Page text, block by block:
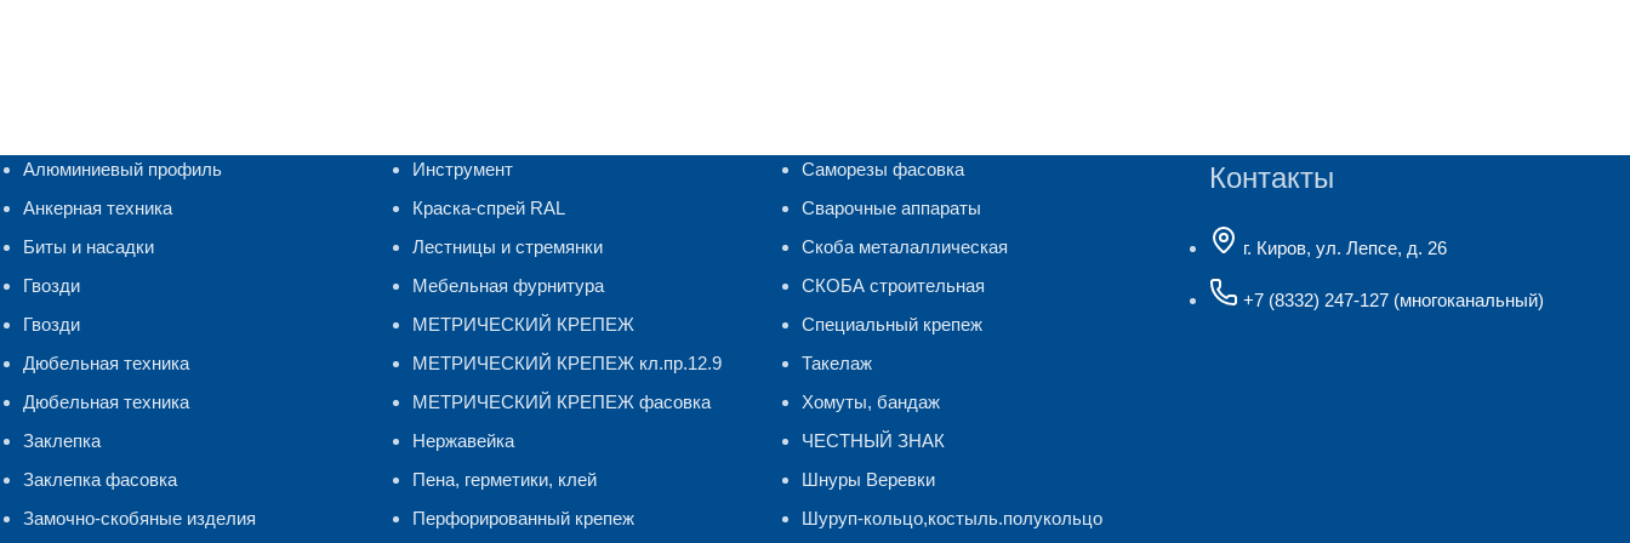
Алюминиевый профиль
Анкерная техника
Биты и насадки
Гвозди
Гвозди
Дюбельная техника
Дюбельная техника
Заклепка
Заклепка фасовка
Замочно-скобяные изделия
Инструмент
Краска-спрей RAL
Лестницы и стремянки
Мебельная фурнитура
МЕТРИЧЕСКИЙ КРЕПЕЖ
МЕТРИЧЕСКИЙ КРЕПЕЖ кл.пр.12.9
МЕТРИЧЕСКИЙ КРЕПЕЖ фасовка
Нержавейка
Пена, герметики, клей
Перфорированный крепеж
Саморезы фасовка
Сварочные аппараты
Скоба металаллическая
СКОБА строительная
Специальный крепеж
Такелаж
Хомуты, бандаж
ЧЕСТНЫЙ ЗНАК
Шнуры Веревки
Шуруп-кольцо,костыль.полукольцо
Контакты
г. Киров, ул. Лепсе, д. 26
+7 (8332) 247-127 (многоканальный)